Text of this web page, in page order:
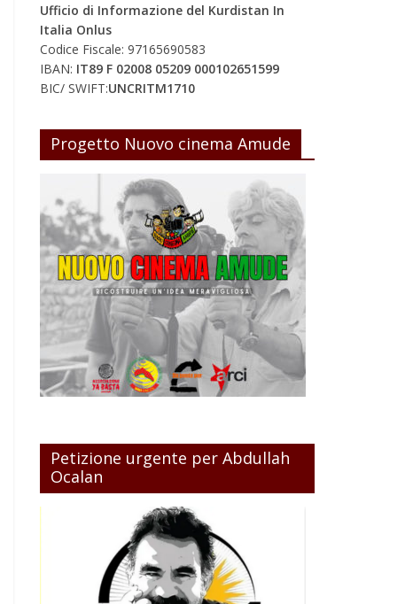
Ufficio di Informazione del Kurdistan In
Italia Onlus
Codice Fiscale: 97165690583
IBAN: IT89 F 02008 05209 000102651599
BIC/ SWIFT:UNCRITM1710
Progetto Nuovo cinema Amude
Petizione urgente per Abdullah
Ocalan